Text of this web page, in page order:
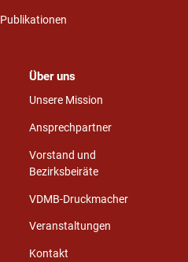
Publikationen
Über uns
Unsere Mission
Ansprechpartner
Vorstand und
Bezirksbeiräte
VDMB-Druckmacher
Veranstaltungen
Kontakt